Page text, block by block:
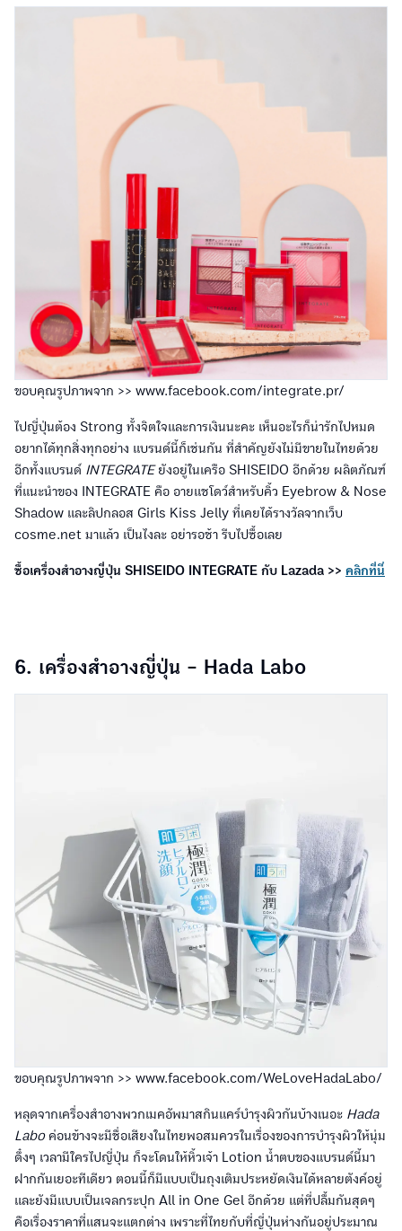
ขอบคุณรูปภาพจาก >> www.facebook.com/integrate.pr/
ไปญี่ปุ่นต้อง Strong ทั้งจิตใจและการเงินนะคะ เห็นอะไรก็น่ารักไปหมด
อยากได้ทุกสิ่งทุกอย่าง แบรนด์นี้ก็เช่นกัน ที่สำคัญยังไม่มีขายในไทยด้วย
อีกทั้งแบรนด์ INTEGRATEยังอยู่ในเครือ SHISEIDO อีกด้วย ผลิตภัณฑ์
ที่แนะนำของ INTEGRATE คือ อายแชโดว์สำหรับคิ้ว Eyebrow & Nose
Shadow และลิปกลอส Girls Kiss Jelly ที่เคยได้รางวัลจากเว็บ
cosme.net มาแล้ว เป็นไงละ อย่ารอช้า รีบไปซื้อเลย
ซื้อเครื่องสำอางญี่ปุ่น SHISEIDO INTEGRATE กับ Lazada >> คลิกที่นี่
6. เครื่องสำอางญี่ปุ่น - Hada Labo
ขอบคุณรูปภาพจาก >> www.facebook.com/WeLoveHadaLabo/
หลุดจากเครื่องสำอางพวกเมคอัพมาสกินแคร์บำรุงผิวกันบ้างเนอะ Hada
Laboค่อนข้างจะมีชื่อเสียงในไทยพอสมควรในเรื่องของการบำรุงผิวให้นุ่ม
ดึ๋งๆ เวลามีใครไปญี่ปุ่น ก็จะโดนให้หิ้วเจ้า Lotion น้ำตบของแบรนด์นี้มา
ฝากกันเยอะทีเดียว ตอนนี้ก็มีแบบเป็นถุงเติมประหยัดเงินได้หลายตังค์อยู่
และยังมีแบบเป็นเจลกระปุก All in One Gel อีกด้วย แต่ที่ปลื้มกันสุดๆ
คือเรื่องราคาที่แสนจะแตกต่าง เพราะที่ไทยกับที่ญี่ปุ่นห่างกันอยู่ประมาณ